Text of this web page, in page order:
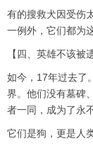
有的搜救犬因受伤
一例外，它们都为
【四、英雄不该被
如今，17年过去了
界。他们没有墓碑
者一同，成为了永
它们是狗，更是人